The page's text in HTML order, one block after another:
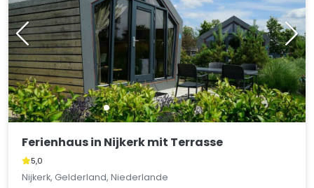
Ferienhaus in Nijkerk mit Terrasse
5,0
Nijkerk, Gelderland, Niederlande